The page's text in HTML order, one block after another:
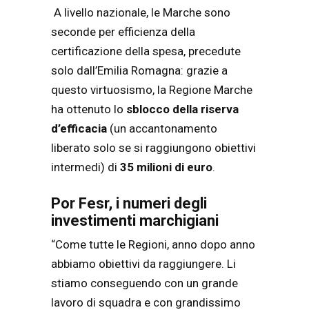
A livello nazionale, le Marche sono
seconde per efficienza della
certificazione della spesa, precedute
solo dall’Emilia Romagna: grazie a
questo virtuosismo, la Regione Marche
ha ottenuto lo sblocco della riserva
d’efficacia (un accantonamento
liberato solo se si raggiungono obiettivi
intermedi) di 35 milioni di euro.
Por Fesr, i numeri degli
investimenti marchigiani
“Come tutte le Regioni, anno dopo anno
abbiamo obiettivi da raggiungere. Li
stiamo conseguendo con un grande
lavoro di squadra e con grandissimo